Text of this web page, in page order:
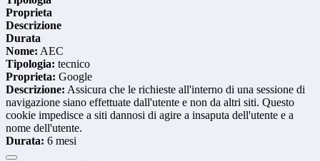
Proprieta
Descrizione
Durata
Nome: AEC
Tipologia: tecnico
Proprieta: Google
Descrizione: Assicura che le richieste all'interno di una sessione di
navigazione siano effettuate dall'utente e non da altri siti. Questo
cookie impedisce a siti dannosi di agire a insaputa dell'utente e a
nome dell'utente.
Durata: 6 mesi